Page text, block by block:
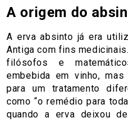
A origem do
A erva absinto já era
Antiga com fins
filósofos e
embebida em vinho,
para um tratamento
como “o remédio para
quando a erva deixou